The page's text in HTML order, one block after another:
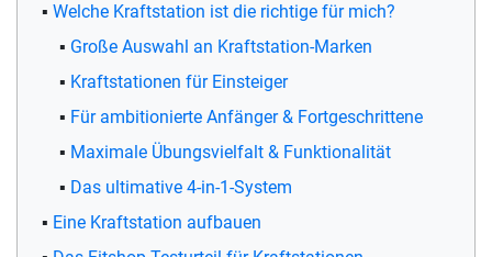
Welche Kraftstation ist die richtige für mich?
Große Auswahl an Kraftstation-Marken
Kraftstationen für Einsteiger
Für ambitionierte Anfänger & Fortgeschrittene
Maximale Übungsvielfalt & Funktionalität
Das ultimative 4-in-1-System
Eine Kraftstation aufbauen